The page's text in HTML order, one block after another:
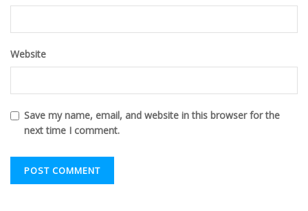
Website
Save my name, email, and website in this browser for the
next time I comment.